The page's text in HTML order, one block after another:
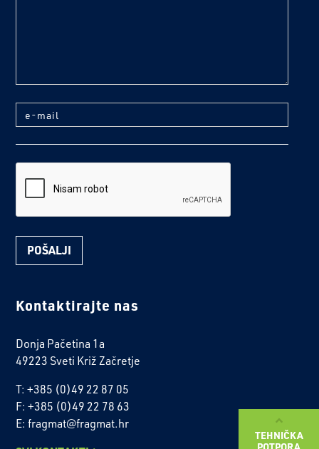
TEHNIČKA
POTPORA
Kontaktirajte nas
Donja Pačetina 1a
49223 Sveti Križ Začretje
T: +385 (0)49 22 87 05
F: +385 (0)49 22 78 63
E: fragmat@fragmat.hr